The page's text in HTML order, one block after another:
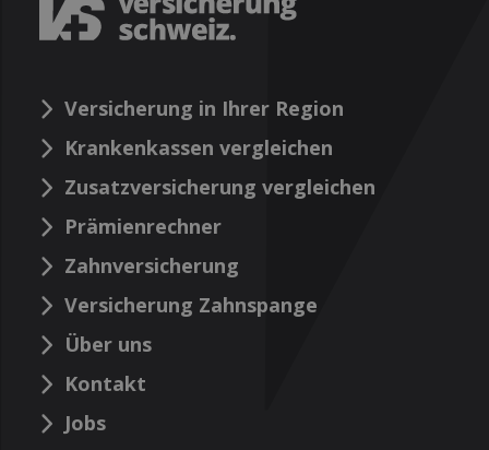
Versicherung in Ihrer Region
Krankenkassen vergleichen
Zusatzversicherung vergleichen
Prämienrechner
Zahnversicherung
Versicherung Zahnspange
Über uns
Kontakt
Jobs